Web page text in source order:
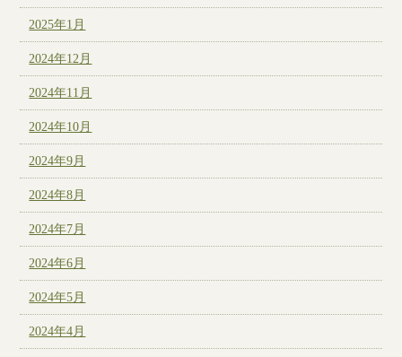
2025年1月
2024年12月
2024年11月
2024年10月
2024年9月
2024年8月
2024年7月
2024年6月
2024年5月
2024年4月